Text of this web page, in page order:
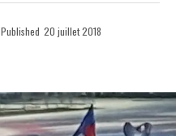
Published 20 juillet 2018